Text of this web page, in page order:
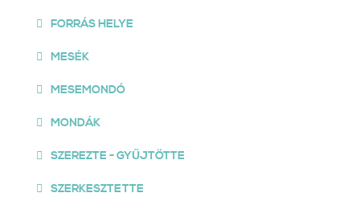
FORRÁS HELYE
MESÉK
MESEMONDÓ
MONDÁK
SZEREZTE - GYŰJTÖTTE
SZERKESZTETTE